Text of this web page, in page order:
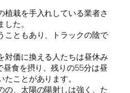
植栽を手入れしている業者さ
た。
こともあり、トラックの陰で
対価に換える人たちは昼休み
食を摂り、残りの55分は昼
ことがあります。
の、太陽の陽射しは強く、た